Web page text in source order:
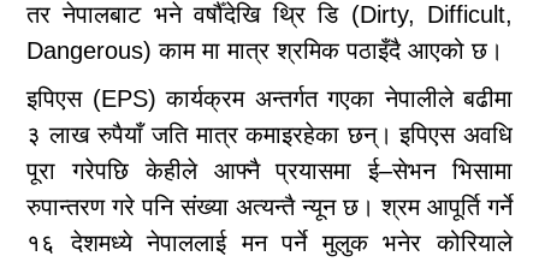
तर नेपालबाट भने वर्षौँदेखि थ्रि डि (Dirty, Difficult,
Dangerous) काम मा मात्र श्रमिक पठाइँदै आएको छ।
इपिएस (EPS) कार्यक्रम अन्तर्गत गएका नेपालीले बढीमा
३ लाख रुपैयाँ जति मात्र कमाइरहेका छन्। इपिएस अवधि
पूरा गरेपछि केहीले आफ्नै प्रयासमा ई–सेभन भिसामा
रुपान्तरण गरे पनि संख्या अत्यन्तै न्यून छ। श्रम आपूर्ति गर्ने
१६ देशमध्ये नेपाललाई मन पर्ने मुलुक भनेर कोरियाले